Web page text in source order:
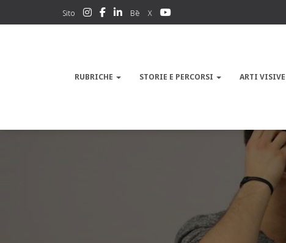
Sito Bē X
RUBRICHE STORIE E PERCORSI ARTI VISIVE